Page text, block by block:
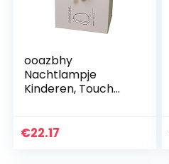
ooazbhy
Nachtlampje
Kinderen, Touch
Draagbare LED
€22.17